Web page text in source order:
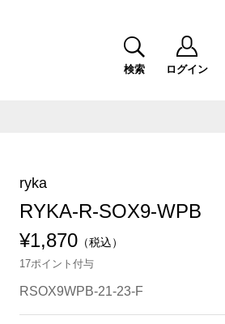
検索 ログイン
ryka
RYKA-R-SOX9-WPB
¥1,870 （税込）
17ポイント付与
RSOX9WPB-21-23-F